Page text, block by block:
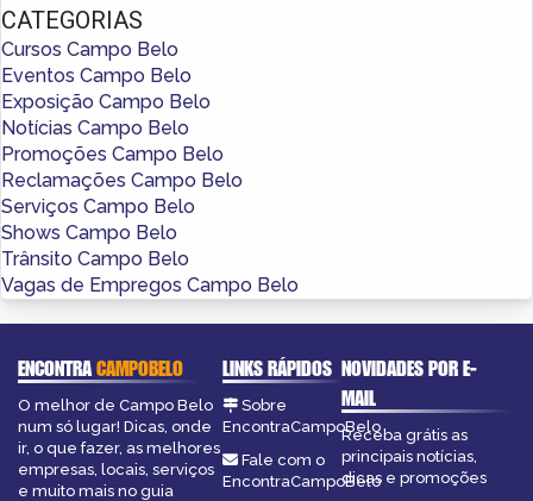
CATEGORIAS
Cursos Campo Belo
Eventos Campo Belo
Exposição Campo Belo
Notícias Campo Belo
Promoções Campo Belo
Reclamações Campo Belo
Serviços Campo Belo
Shows Campo Belo
Trânsito Campo Belo
Vagas de Empregos Campo Belo
ENCONTRACAMPOBELO
O melhor de Campo Belo
num só lugar! Dicas, onde
ir, o que fazer, as melhores
empresas, locais, serviços
e muito mais no guia
LINKS RÁPIDOS
Sobre
EncontraCampoBelo
Fale com o
EncontraCampoBelo
NOVIDADES POR E-
MAIL
Receba grátis as
principais notícias,
dicas e promoções